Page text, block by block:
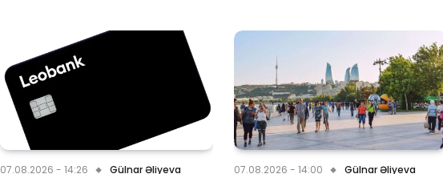
07.08.2026 - 14:26 Gülnar Əliyeva 07.08.2026 - 14:00 Gülnar Əliyeva